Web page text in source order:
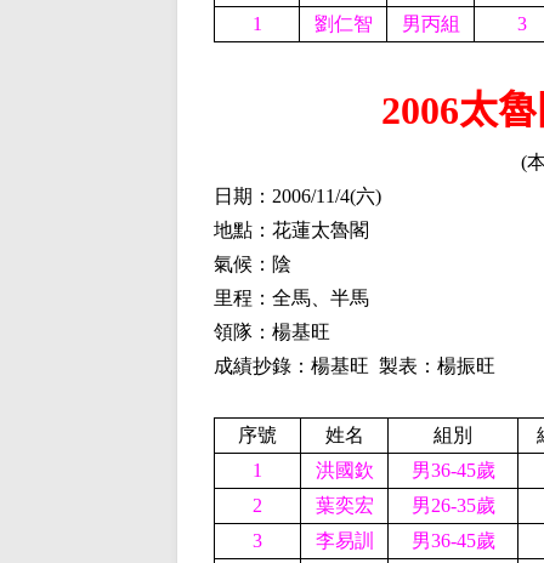
1
劉仁智 男丙組 3
2006太
(
日期：2006/11/4(六)
地點：花蓮太魯閣
氣候：陰
里程：全馬、半馬
領隊：楊基旺
成績抄錄：楊基旺 製表：楊振旺
序號 姓名 組別
1
洪國欽
男36-45歲
2
葉奕宏
男26-35歲
3
李易訓
男36-45歲